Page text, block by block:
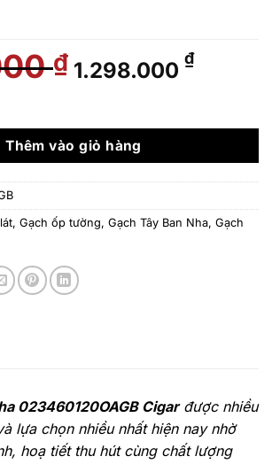
₫ Giá
gốc
1.794.000 ₫.
1.298.000 ₫Giá
là:
nhập khẩu Tây Ban Nha
Thêm vào giỏ hàng
, Gạch ốp tường, Gạch Tây Ban Nha, Gạch
023460120OAGB Cigarđược nhiều
lựa chọn nhiều nhất hiện nay nhờ
hoạ tiết thu hút cùng chất lượng